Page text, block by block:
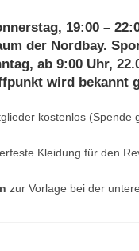
19:00 –
der Nordbay.
ab 9:00 Uhr,
wird bekannt
kostenlos (Spende
Kleidung für den
zur Vorlage bei der